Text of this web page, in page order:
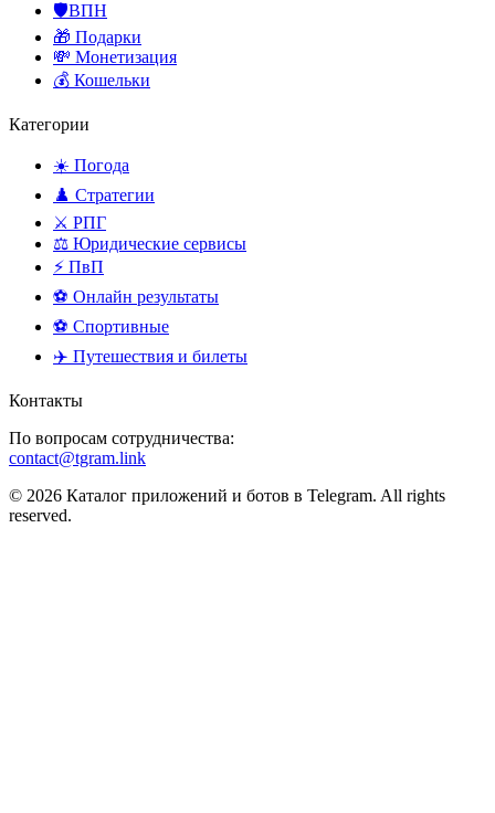
🛡️ВПН
🎁 Подарки
💸 Монетизация
💰 Кошельки
Категории
☀️ Погода
♟️ Стратегии
⚔️ РПГ
⚖️ Юридические сервисы
⚡ ПвП
⚽ Онлайн результаты
⚽ Спортивные
✈️ Путешествия и билеты
Контакты
По вопросам сотрудничества:
contact@tgram.link
© 2026 Каталог приложений и ботов в Telegram. All rights
reserved.